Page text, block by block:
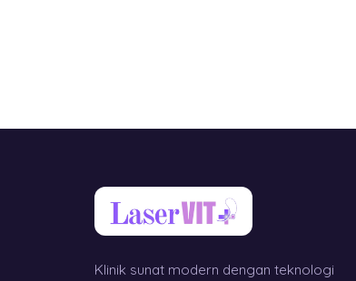
Klinik sunat modern dengan teknologi